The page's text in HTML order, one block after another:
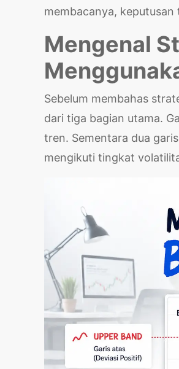
membacanya,
Mengenal
Sebelum membahas
dari tiga bagian utama.
tren. Sementara dua
mengikuti tingkat